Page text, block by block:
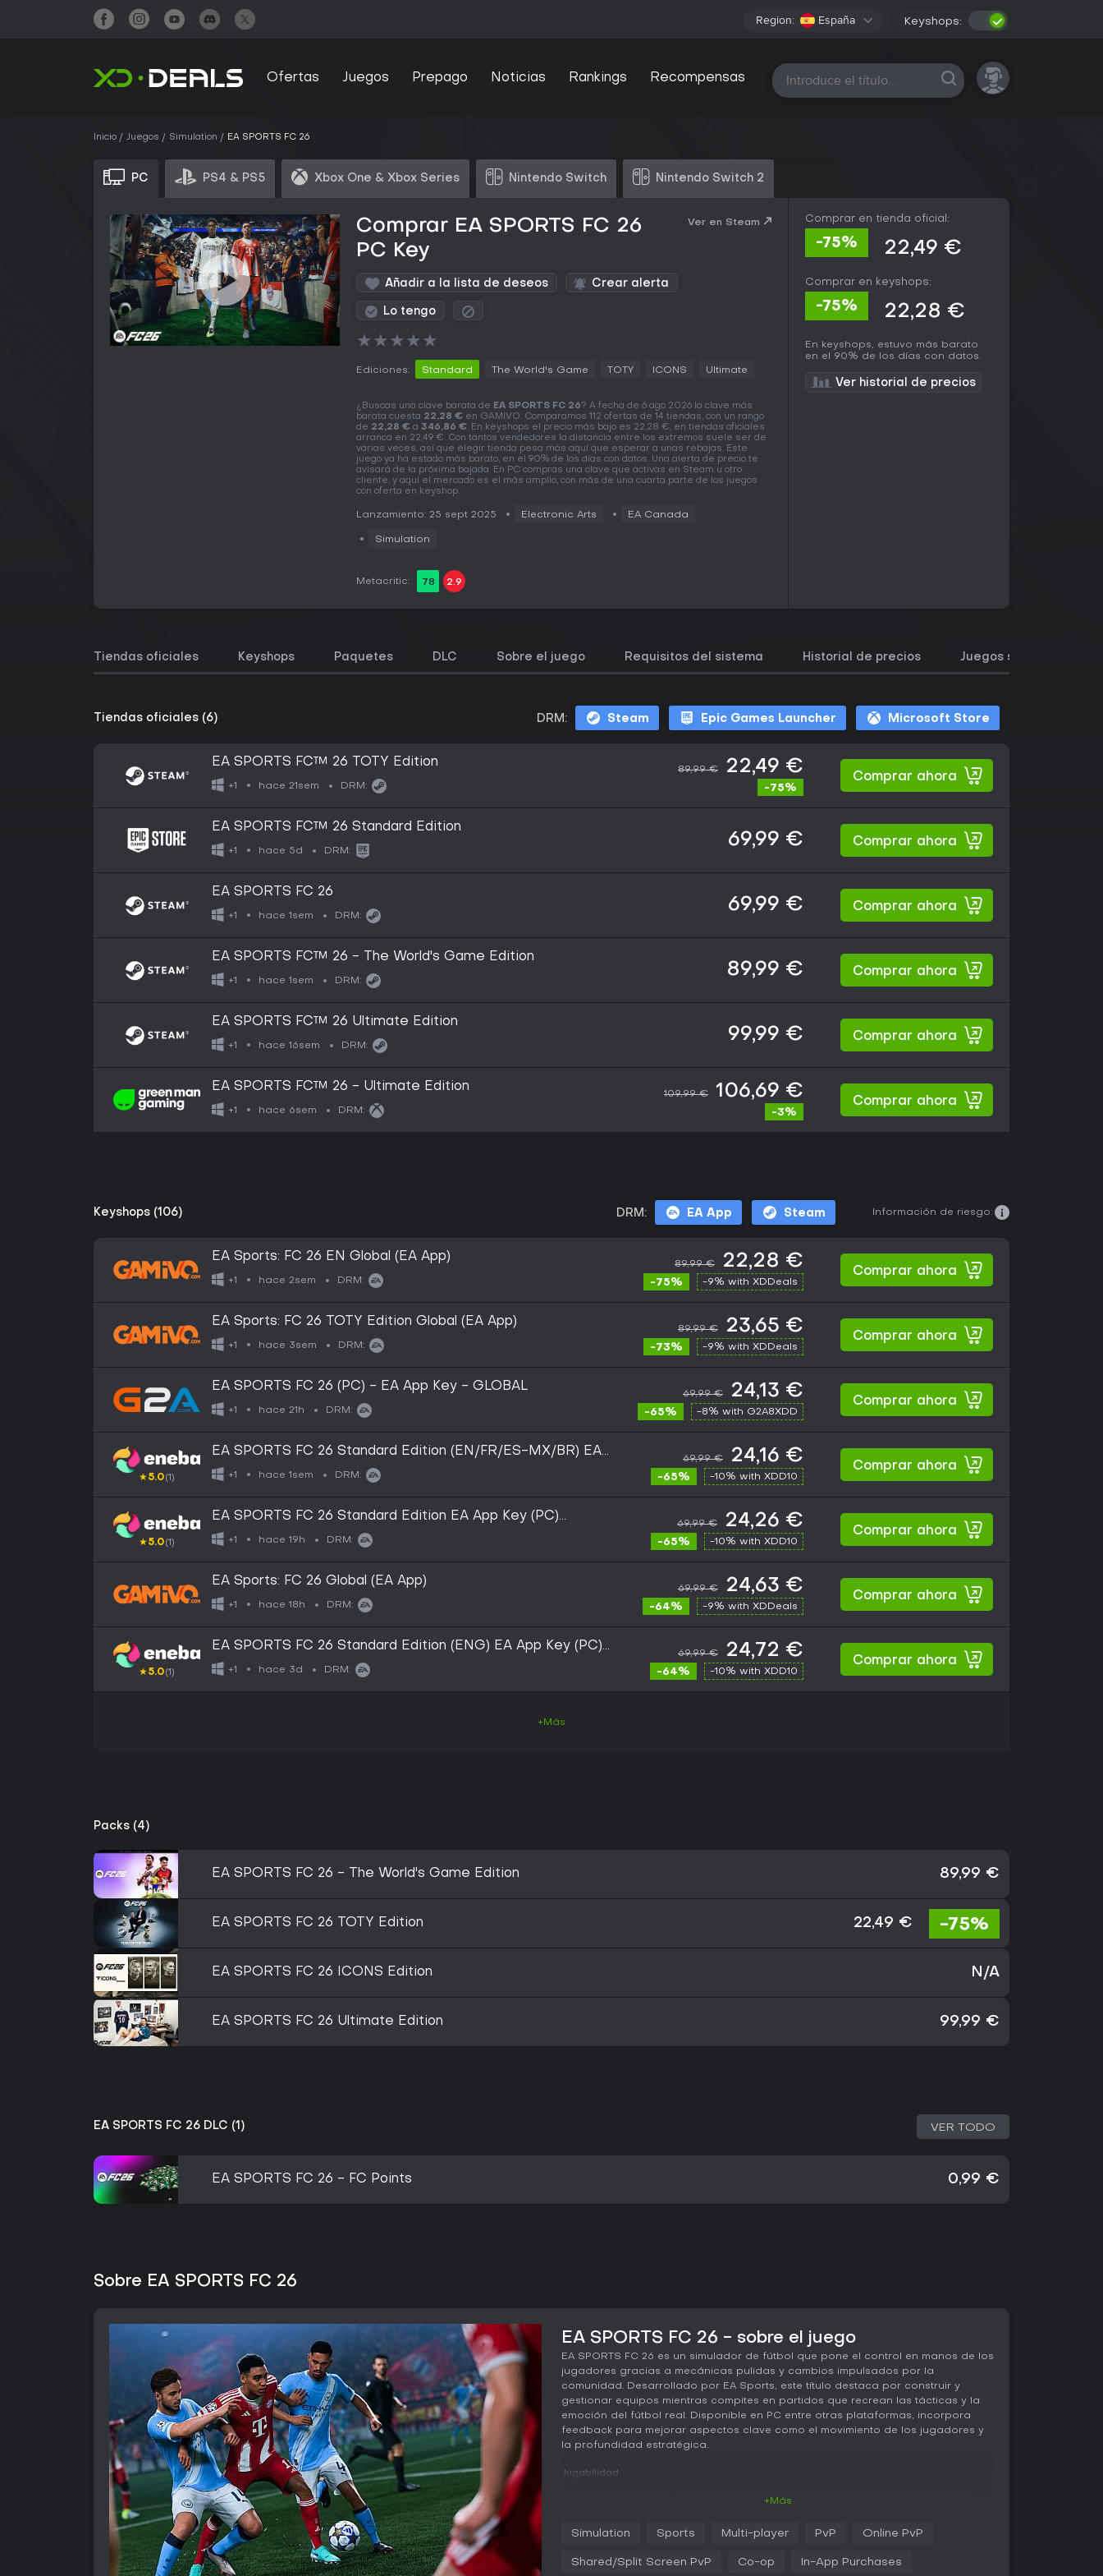
Region: España Keyshops:
Ofertas Juegos Prepago Noticias Rankings Recompensas Todas las plataformas
Inicio Juegos Simulation EA SPORTS FC 26
PC PS4 & PS5 Xbox One & Xbox Series Nintendo Switch Nintendo Switch 2
Comprar EA SPORTS FC 26
PC Key
Ver en Steam
Añadir a la lista de deseos Crear alerta
Lo tengo
★★★★★
Ediciones: Standard The World's Game TOTY ICONS Ultimate
¿Buscas una clave barata de EA SPORTS FC 26? A fecha de 6 ago 2026 la clave más
barata cuesta 22,28 € en GAMIVO. Comparamos 112 ofertas de 14 tiendas, con un rango
de 22,28 € a 346,86 €. En keyshops el precio más bajo es 22,28 €, en tiendas oficiales
arranca en 22,49 €. Con tantos vendedores la distancia entre los extremos suele ser de
varias veces, así que elegir tienda pesa más aquí que esperar a unas rebajas. Este
juego ya ha estado más barato, en el 90% de los días con datos. Una alerta de precio te
avisará de la próxima bajada. En PC compras una clave que activas en Steam u otro
cliente, y aquí el mercado es el más amplio, con más de una cuarta parte de los juegos
con oferta en keyshop.
Lanzamiento: 25 sept 2025 Electronic Arts EA Canada
Simulation
Metacritic: 78 2.9
Comprar en tienda oficial:
-75% 22,49 €
Comprar en keyshops:
-75% 22,28 €
En keyshops, estuvo más barato
en el 90% de los días con datos.
Ver historial de precios
Tiendas oficiales Keyshops Paquetes DLC Sobre el juego Requisitos del sistema Historial de precios Juegos similares
Tiendas oficiales (6) DRM: Steam Epic Games Launcher Microsoft Store
EA SPORTS FC™ 26 TOTY Edition
+1 hace 21sem DRM:
89,99 € 22,49 €
-75%
Comprar ahora
EA SPORTS FC™ 26 Standard Edition
+1 hace 5d DRM:
69,99 € Comprar ahora
EA SPORTS FC 26
+1 hace 1sem DRM:
69,99 € Comprar ahora
EA SPORTS FC™ 26 - The World's Game Edition
+1 hace 1sem DRM:
89,99 € Comprar ahora
EA SPORTS FC™ 26 Ultimate Edition
+1 hace 16sem DRM:
99,99 € Comprar ahora
EA SPORTS FC™ 26 - Ultimate Edition
+1 hace 6sem DRM:
109,99 € 106,69 €
-3%
Comprar ahora
Keyshops (106) DRM: EA App Steam Información de riesgo:
EA Sports: FC 26 EN Global (EA App)
+1 hace 2sem DRM:
89,99 € 22,28 €
-75% -9% with XDDeals
Comprar ahora
EA Sports: FC 26 TOTY Edition Global (EA App)
+1 hace 3sem DRM:
89,99 € 23,65 €
-73% -9% with XDDeals
Comprar ahora
EA SPORTS FC 26 (PC) - EA App Key - GLOBAL
+1 hace 21h DRM:
69,99 € 24,13 €
-65% -8% with G2A8XDD
Comprar ahora
★5.0(1)
EA SPORTS FC 26 Standard Edition (EN/FR/ES-MX/BR) EA
App Key (PC) GLOBAL
+1 hace 1sem DRM:
69,99 € 24,16 €
-65% -10% with XDD10
Comprar ahora
★5.0(1)
EA SPORTS FC 26 Standard Edition EA App Key (PC)
GLOBAL
+1 hace 19h DRM:
69,99 € 24,26 €
-65% -10% with XDD10
Comprar ahora
EA Sports: FC 26 Global (EA App)
+1 hace 18h DRM:
69,99 € 24,63 €
-64% -9% with XDDeals
Comprar ahora
★5.0(1)
EA SPORTS FC 26 Standard Edition (ENG) EA App Key (PC)
GLOBAL
+1 hace 3d DRM:
69,99 € 24,72 €
-64% -10% with XDD10
Comprar ahora
+Más
Packs (4)
EA SPORTS FC 26 - The World's Game Edition 89,99 €
EA SPORTS FC 26 TOTY Edition 22,49 € -75%
EA SPORTS FC 26 ICONS Edition N/A
EA SPORTS FC 26 Ultimate Edition 99,99 €
EA SPORTS FC 26 DLC (1) VER TODO
EA SPORTS FC 26 - FC Points 0,99 €
Sobre EA SPORTS FC 26
EA SPORTS FC 26 - sobre el juego
EA SPORTS FC 26 es un simulador de fútbol que pone el control en manos de los
jugadores gracias a mecánicas pulidas y cambios impulsados por la
comunidad. Desarrollado por EA Sports, este título destaca por construir y
gestionar equipos mientras compites en partidos que recrean las tácticas y la
emoción del fútbol real. Disponible en PC entre otras plataformas, incorpora
feedback para mejorar aspectos clave como el movimiento de los jugadores y
la profundidad estratégica.
Jugabilidad
tácticas, con defensas y atacantes que reaccionan a decisiones en tiempo real.
un modo optimizado para la respuesta online o uno que prioriza el ritmo y
+Más
Simulation Sports Multi-player PvP Online PvP
Shared/Split Screen PvP Co-op In-App Purchases